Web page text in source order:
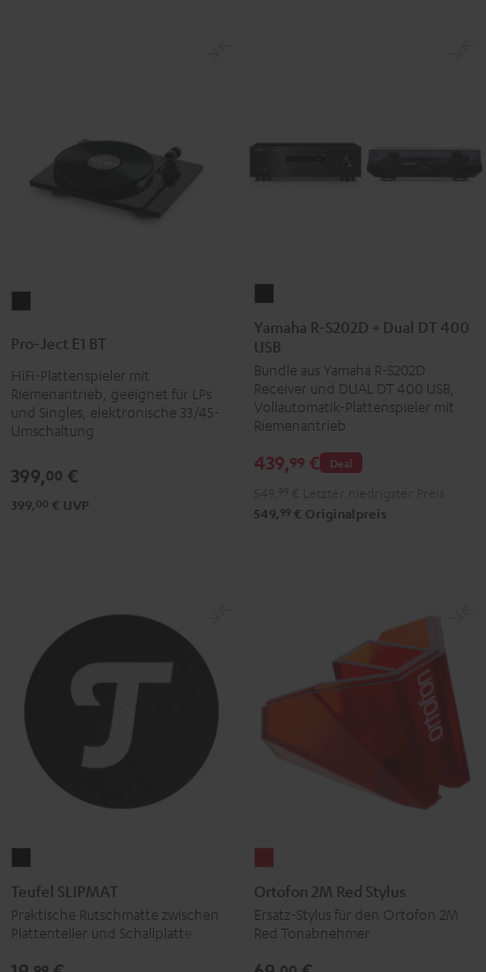
E1
BT
Schwarz
Pro-Ject E1 BT
HiFi-Plattenspieler mit
Riemenantrieb, geeignet für LPs
und Singles, elektronische 33/45-
Umschaltung
399,00 €
399, 00 € UVP
S202D
+
Dual
DT
USB
Yamaha R-S202D + Dual DT 400
USB
Bundle aus Yamaha R-S202D
Receiver und DUAL DT 400 USB,
Vollautomatik-Plattenspieler mit
Riemenantrieb
Deal
439,99 €
549, 99 € Originalpreis
SLIPMAT
Schwarz
Teufel SLIPMAT
Praktische Rutschmatte zwischen
Plattenteller und Schallplatte
2M
Red
Stylus
Rot
Ortofon 2M Red Stylus
Ersatz-Stylus für den Ortofon 2M
Red Tonabnehmer